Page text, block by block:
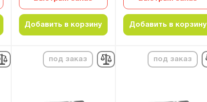
Добавить в корзину Добавить в корзину
под заказ под заказ